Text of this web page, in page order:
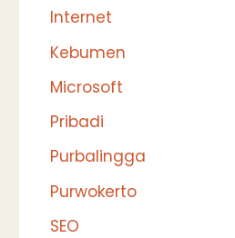
Internet
Kebumen
Microsoft
Pribadi
Purbalingga
Purwokerto
SEO